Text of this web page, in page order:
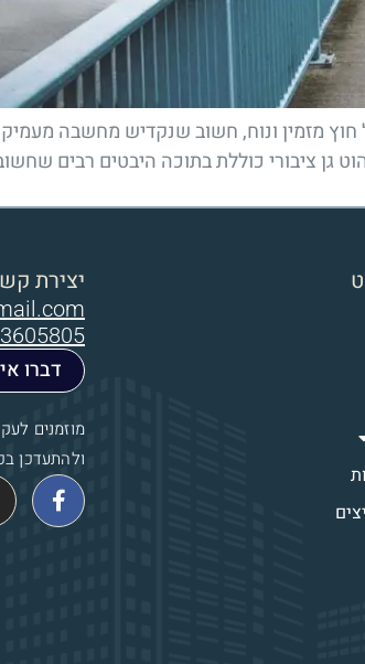
מזמין ונוח, חשוב שנקדיש מחשבה
גן ציבורי כוללת בתוכה היבטים רבים
יצירת
דברו
מוזמנים
ולהתעדכן